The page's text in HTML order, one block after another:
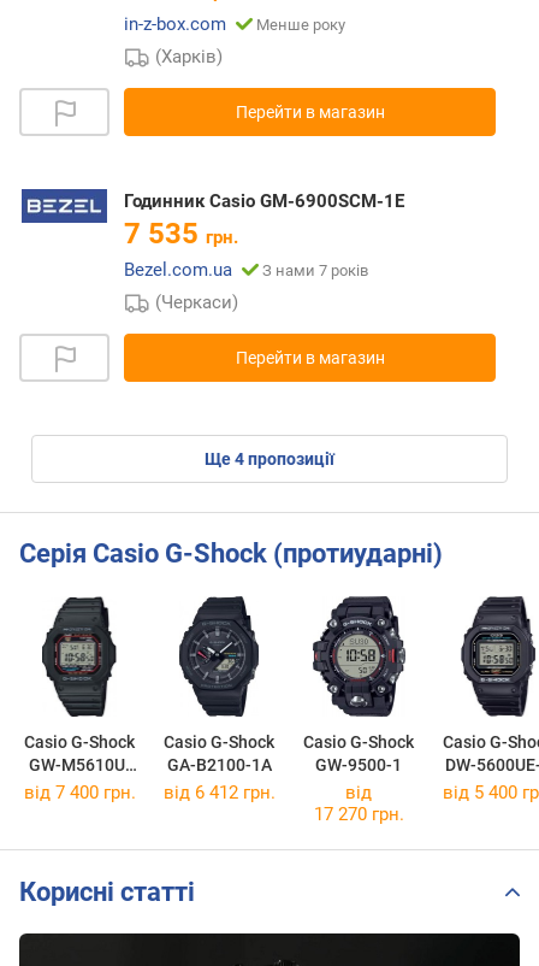
in-z-box.com
Менше року
(Харків)
Перейти в магазин
Годинник Casio GM-6900SCM-1E
7 535 грн.
Bezel.com.ua
З нами 7 років
(Черкаси)
Перейти в магазин
ще4пропозиції
Серія Casio G-Shock (протиударні)
Casio G-Shock
GW-M5610U-
1E
Casio G-Shock
GA-B2100-1A
Casio G-Shock
GW-9500-1
Casio G-
DW-
від 7 400 грн. від 6 412 грн.
від
17 270 грн.
від 5 400
Корисні статті